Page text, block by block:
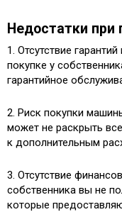
Недостатки при
1. Отсутствие
покупке у
гарантийное
2. Риск покупки
может не раскрыть
к дополнительным
3. Отсутствие
собственника вы не
которые